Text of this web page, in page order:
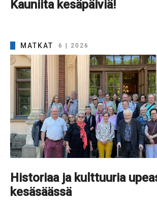
Kauniita kesäpäiviä!
MATKAT 6 | 2026
Historiaa ja kulttuuria
kesäsäässä